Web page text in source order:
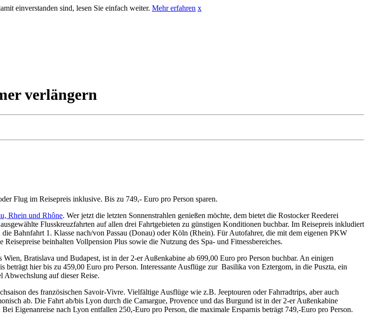
einverstanden sind, lesen Sie einfach weiter. Mehr erfahren x
verlängern
Flug im Reisepreis inklusive. Bis zu 749,- Euro pro Person sparen.
Rhein und Rhône. Wer jetzt die letzten Sonnenstrahlen genießen möchte, dem bietet die Rostocker Reederei
Flusskreuzfahrten auf allen drei Fahrtgebieten zu günstigen Konditionen buchbar. Im Reisepreis inkludiert
Bahnfahrt 1. Klasse nach/von Passau (Donau) oder Köln (Rhein). Für Autofahrer, die mit dem eigenen PKW
beinhalten Vollpension Plus sowie die Nutzung des Spa- und Fitnessbereiches.
Bratislava und Budapest, ist in der 2-er Außenkabine ab 699,00 Euro pro Person buchbar. An einigen
hier bis zu 459,00 Euro pro Person. Interessante Ausflüge zur Basilika von Eztergom, in die Puszta, ein
auf dieser Reise.
des französischen Savoir-Vivre. Vielfältige Ausflüge wie z.B. Jeeptouren oder Fahrradtrips, aber auch
ab. Die Fahrt ab/bis Lyon durch die Camargue, Provence und das Burgund ist in der 2-er Außenkabine
Eigenanreise nach Lyon entfallen 250,-Euro pro Person, die maximale Ersparnis beträgt 749,-Euro pro Person.